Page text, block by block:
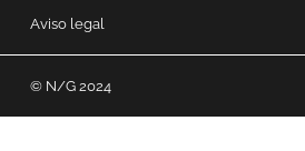
Aviso legal
© N/G 2024